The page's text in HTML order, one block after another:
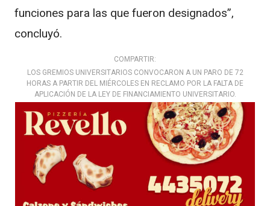
funciones para las que fueron designados”,
concluyó.
COMPARTIR:
LOS GREMIOS UNIVERSITARIOS CONVOCARON A UN PARO DE 72
HORAS A PARTIR DEL MIÉRCOLES EN RECLAMO POR LA FALTA DE
APLICACIÓN DE LA LEY DE FINANCIAMIENTO UNIVERSITARIO.